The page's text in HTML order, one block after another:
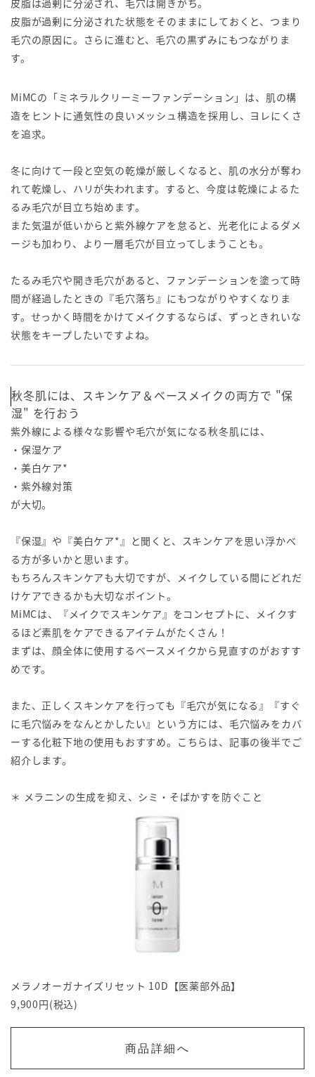
皮脂は過剰に分泌され、毛穴は開きがち。
皮脂が過剰に分泌された状態をそのままにしておくと、つまり
毛穴の原因に。さらに進むと、毛穴の黒ずみにもつながりま
す。
MiMCの「ミネラルクリーミーファンデーション」は、肌の構
造をヒントに通気性の良いメッシュ構造を採用し、ヨレにくさ
を追求。
冬に向けて一段と空気の乾燥が厳しくなると、肌の水分が奪わ
れて乾燥し、ハリが失われます。すると、今度は乾燥によるた
るみ毛穴が目立ち始めます。
また気温が低いからと紫外線ケアを怠ると、光老化によるダメ
ージも加わり、より一層毛穴が目立ってしまうことも。
たるみ毛穴や開き毛穴があると、ファンデーションを塗って時
間が経過したときの『毛穴落ち』にもつながりやすくなりま
す。せっかく時間をかけてメイクするならば、ずっときれいな
状態をキープしたいですよね。
秋冬肌には、スキンケア＆ベースメイクの両方で "保
湿" を行おう
紫外線による様々な影響や毛穴が気になる秋冬肌には、
・保湿ケア
・美白ケア*
・紫外線対策
が大切。
『保湿』や『美白ケア*』と聞くと、スキンケアを思い浮かべ
る方が多いかと思います。
もちろんスキンケアも大切ですが、メイクしている間にどれだ
けケアできるかも大切なポイント。
MiMCは、『メイクでスキンケア』をコンセプトに、メイクす
るほど素肌をケアできるアイテムがたくさん！
まずは、顔全体に使用するベースメイクから見直すのがおすす
めです。
また、正しくスキンケアを行っても『毛穴が気になる』『すぐ
に毛穴悩みをなんとかしたい』という方には、毛穴悩みをカバ
ーする化粧下地の使用もおすすめ。こちらは、記事の後半でご
紹介します。
＊ メラニンの生成を抑え、シミ・そばかすを防ぐこと
メラノオーガナイズリセット 10D【医薬部外品】
9,900円(税込)
商品詳細へ